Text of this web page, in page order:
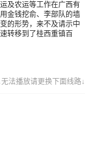
及农运等工作在广西有
金钱挖俞、李部队的墙
的形势，来不及请示中
转移到了桂西重镇百
无法播放请更换下面线路↓